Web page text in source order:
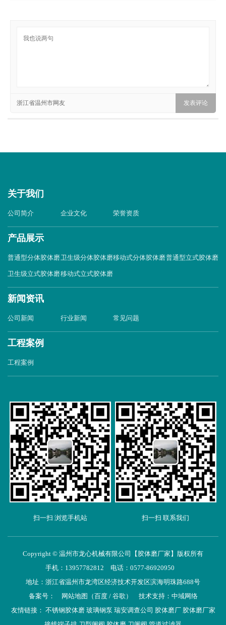
浙江省温州市网友
关于我们
公司简介 企业文化 荣誉资质
产品展示
普通型分体胶体磨卫生级分体胶体磨移动式分体胶体磨普通型立式胶体磨
卫生级立式胶体磨移动式立式胶体磨
新闻资讯
公司新闻 行业新闻 常见问题
工程案例
工程案例
扫一扫 浏览手机站 扫一扫 联系我们
Copyright © 温州市龙心机械有限公司【胶体磨厂家】版权所有
手机：13957782812 电话：0577-86920950
地址：浙江省温州市龙湾区经济技术开发区滨海明珠路688号
备案号：
网站地图 （百度/ 谷歌 ） 技术支持： 中域网络
友情链接： 不锈钢胶体磨 玻璃钢泵 瑞安调查公司 胶体磨厂 胶体磨厂家